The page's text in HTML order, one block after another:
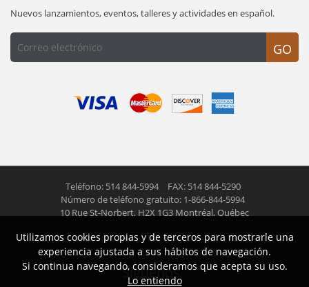
Nuevos lanzamientos, eventos, talleres y actividades en español.
GO
Teléfono: 514 844-5994
FAX: 514 844-5290
Número de teléfono gratuito: 1-866-844-5994
10 Rue St-Norbert, H2X 1G3 Montréal, Québec
© 2026 Las Americas inc. Todos los derechos reservados
Siguenos
Utilizamos cookies propias y de terceros para mostrarle una
experiencia ajustada a sus hábitos de navegación.
Si continua navegando, consideramos que acepta su uso.
Lo entiendo